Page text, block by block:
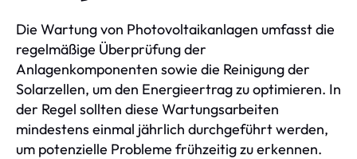
Die Wartung von Photovoltaikanlagen umfasst die
regelmäßige Überprüfung der
Anlagenkomponenten sowie die Reinigung der
Solarzellen, um den Energieertrag zu optimieren. In
der Regel sollten diese Wartungsarbeiten
mindestens einmal jährlich durchgeführt werden,
um potenzielle Probleme frühzeitig zu erkennen.